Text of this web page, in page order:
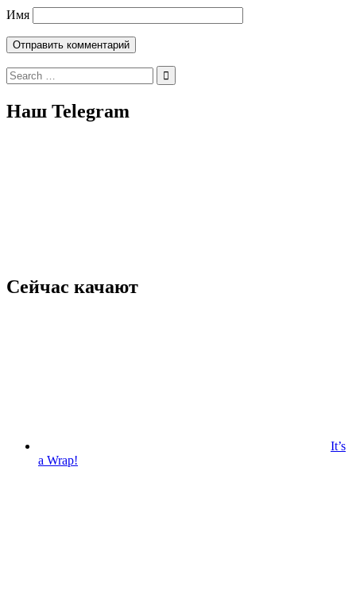
Имя
Search
for:
Наш Telegram
Сейчас качают
It’s
a Wrap!